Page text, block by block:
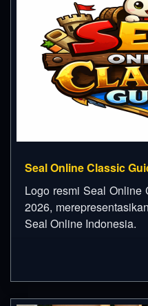
Seal Online Classic
Logo resmi Seal Online
2026,
Seal Online Indonesia.